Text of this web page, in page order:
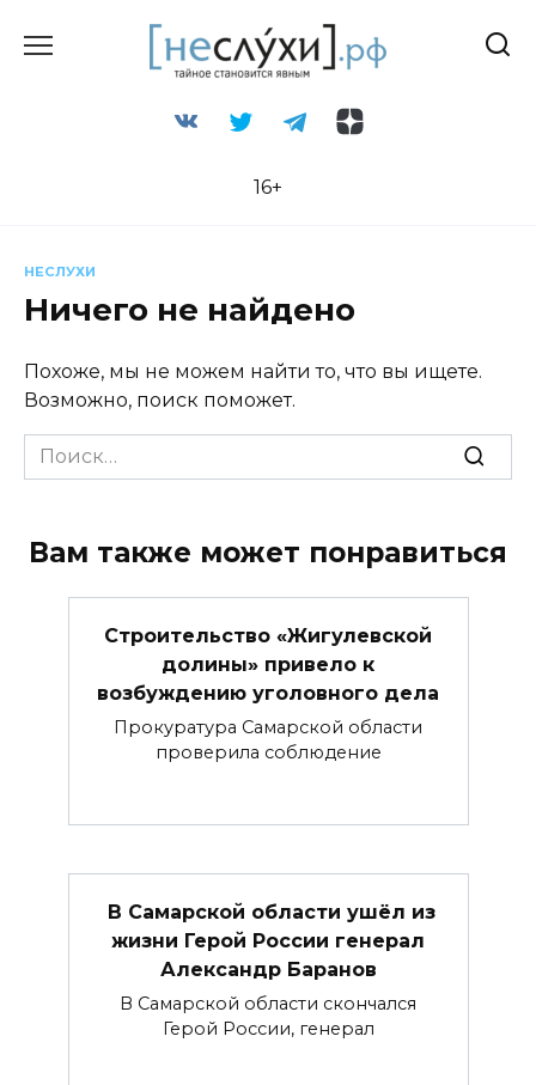
16+
НЕСЛУХИ
Ничего не найдено
Похоже, мы не можем найти то, что вы ищете.
Возможно, поиск поможет.
Search
for:
Вам также может понравиться
Строительство «Жигулевской
долины» привело к
возбуждению уголовного дела
Прокуратура Самарской области
проверила соблюдение
В Самарской области ушёл из
жизни Герой России генерал
Александр Баранов
В Самарской области скончался
Герой России, генерал